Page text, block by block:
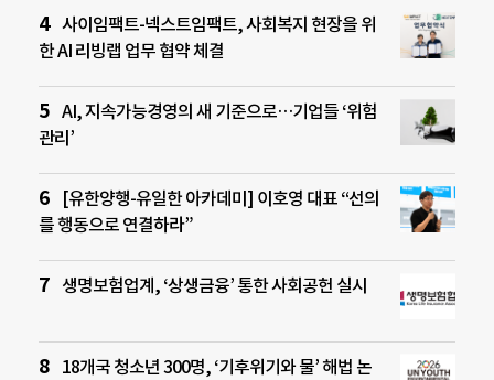
사이임팩트-넥스트임팩트, 사회복지 현장을 위
한 AI 리빙랩 업무 협약 체결
AI, 지속가능경영의 새 기준으로…기업들 ‘위험
관리’
[유한양행-유일한 아카데미] 이호영 대표 “선의
를 행동으로 연결하라”
생명보험업계, ‘상생금융’ 통한 사회공헌 실시
18개국 청소년 300명, ‘기후위기와 물’ 해법 논